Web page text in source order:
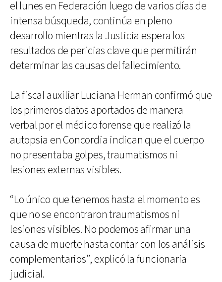
el lunes en Federación luego de varios días de
intensa búsqueda, continúa en pleno
desarrollo mientras la Justicia espera los
resultados de pericias clave que permitirán
determinar las causas del fallecimiento.
La fiscal auxiliar Luciana Herman confirmó que
los primeros datos aportados de manera
verbal por el médico forense que realizó la
autopsia en Concordia indican que el cuerpo
no presentaba golpes, traumatismos ni
lesiones externas visibles.
“Lo único que tenemos hasta el momento es
que no se encontraron traumatismos ni
lesiones visibles. No podemos afirmar una
causa de muerte hasta contar con los análisis
complementarios”, explicó la funcionaria
judicial.